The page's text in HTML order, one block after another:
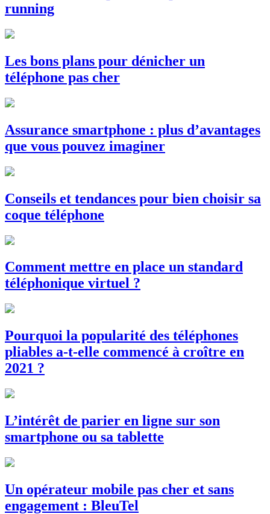
running
Les bons plans pour dénicher un
téléphone pas cher
Assurance smartphone : plus d’avantages
que vous pouvez imaginer
Conseils et tendances pour bien choisir sa
coque téléphone
Comment mettre en place un standard
téléphonique virtuel ?
Pourquoi la popularité des téléphones
pliables a-t-elle commencé à croître en
2021 ?
L’intérêt de parier en ligne sur son
smartphone ou sa tablette
Un opérateur mobile pas cher et sans
engagement : BleuTel